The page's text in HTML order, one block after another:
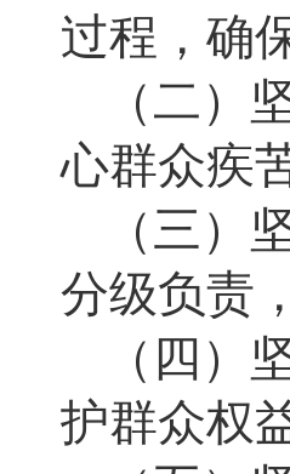
过程，确
（二）
心群众疾
（三）
分级负责
（四）
护群众权